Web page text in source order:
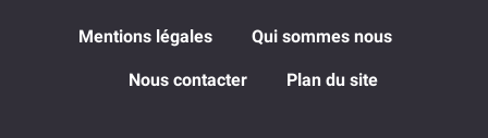
Mentions légales Qui sommes nous
Nous contacter Plan du site